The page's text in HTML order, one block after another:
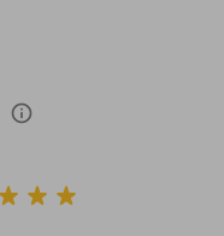
info_outlined